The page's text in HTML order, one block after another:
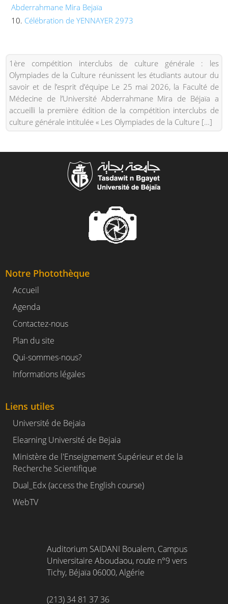
Abderrahmane Mira Bejaïa
Célébration de YENNAYER 2973
1ère compétition interclubs de culture générale : les
Olympiades de la Culture réunissent les étudiants autour du
savoir et de l’esprit d’équipe Le 25 mai 2026, la Faculté de
Médecine de l’Université Abderrahmane Mira de Béjaïa a
accueilli la première édition de la compétition interclubs de
culture générale intitulée « Les Olympiades de la Culture […]
Notre Photothèque
Accueil
Agenda
Contactez-nous
Plan du site
Qui-sommes-nous?
Informations légales
Liens utiles
Université de Bejaia
Elearning Université de Bejaia
Ministère de l'Enseignement Supérieur et de la
Recherche Scientifique
Dual_Edx (access the English course)
WebTV
Auditorium SAIDANI Boualem, Campus
Universitaire Aboudaou, route n°9 vers
Tichy, Béjaïa 06000, Algérie
(213) 34 81 37 36